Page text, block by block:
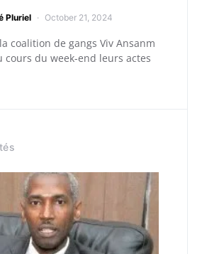
Pluriel October 21, 2024
coalition de gangs Viv Ansanm
du week-end leurs actes